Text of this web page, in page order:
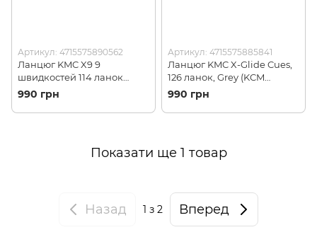
Артикул: 4715575890562
Ланцюг KMC X9 9
швидкостей 114 ланок
Silver/Grey + замок (КМС
BX09NG114)
990 грн
Артикул: 4715575885841
Ланцюг KMC X-Glide Cues,
126 ланок, Grey (KCM
BXGLIGG26)
990 грн
Показати ще 1 товар
Назад 1 з 2 Вперед